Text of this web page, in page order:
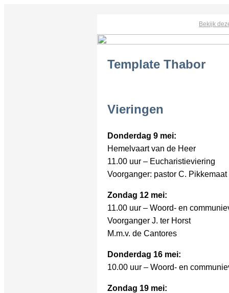
Bekijk
Template Thabor
Vieringen
Donderdag 9 mei:
Hemelvaart van de Heer
11.00 uur – Eucharistieviering
Voorganger: pastor C. Pikkemaat
Zondag 12 mei:
11.00 uur – Woord- en
Voorganger J. ter Horst
M.m.v. de Cantores
Donderdag 16 mei:
10.00 uur – Woord- en
Zondag 19 mei: